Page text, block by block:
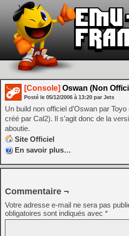
[Console] Oswan (Non
Posté le 05/12/2006 à 13:20 par Jets
Un build non officiel d’Oswan par
créé par Cal2). Il s’agit donc de la
aboutie.
Site Officiel
En savoir plus…
Commentaire ¬
Votre adresse e-mail ne sera pas
obligatoires sont indiqués avec *